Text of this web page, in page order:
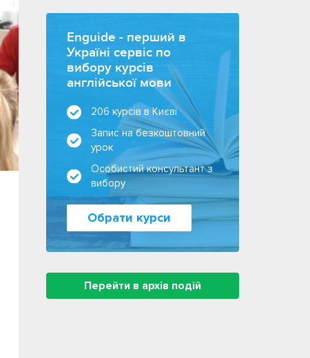
Enguide - перший в
Україні сервіс по
вибору курсів
англійської мови
206 курсів в Києві
Запис на безкоштовний
урок
Особистий консультант з
вибору
Обрати курси
Перейти в архів подій